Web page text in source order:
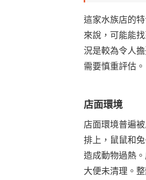
這家水族店的
來說，可能能
況是較為令人
需要慎重評估。
店面環境
店面環境普遍
排上，鼠鼠和
造成動物過熱
大便未清理。